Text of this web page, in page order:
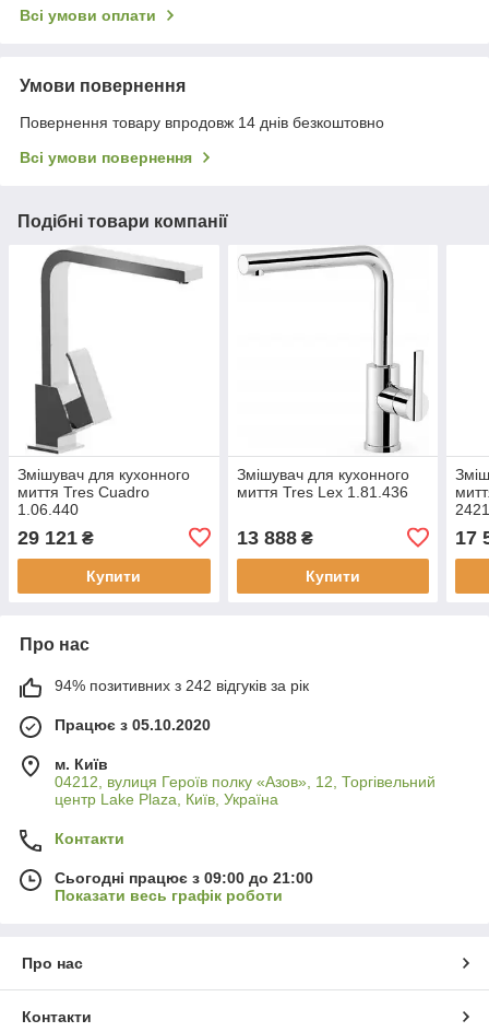
Всі умови оплати
Умови повернення
Повернення товару впродовж 14 днів безкоштовно
Всі умови повернення
Подібні товари компанії
Змішувач для кухонного
миття Tres Cuadro
1.06.440
29 121 ₴
Купити
Змішувач для кухонного
миття Tres Lex 1.81.436
13 888₴
Купити
17
Про нас
94% позитивних з 242 відгуків за рік
Працює з 05.10.2020
м. Київ
04212, вулиця Героїв полку «Азов», 12, Торгівельний
центр Lake Plaza, Київ, Україна
Контакти
Сьогодні працює з 09:00 до 21:00
Показати весь графік роботи
Про нас
Контакти